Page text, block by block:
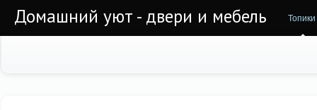
Домашний уют - двери и мебель Топики